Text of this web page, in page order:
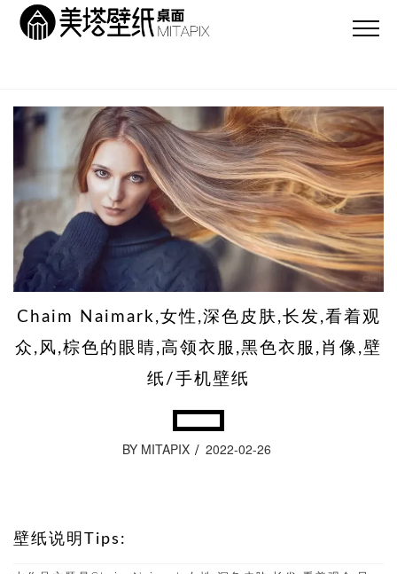
Chaim Naimark,女性,深色皮肤,长发,看着观
众,风,棕色的眼睛,高领衣服,黑色衣服,肖像,壁
纸/手机壁纸
BY MITAPIX 2022-02-26
壁纸说明Tips: